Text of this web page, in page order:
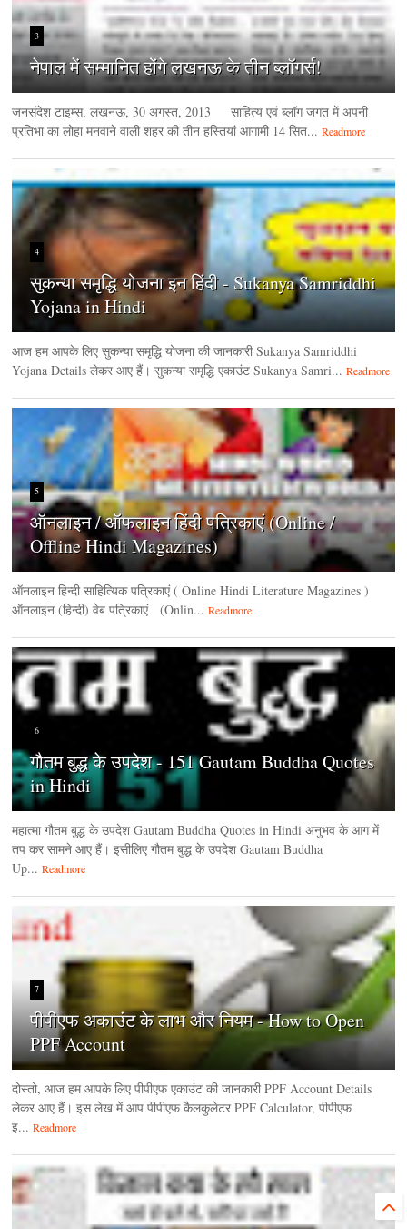
3
नेपाल में सम्मानित होंगे लखनऊ के तीन ब्लॉगर्स!
जनसंदेश टाइम्‍स, लखनऊ, 30 अगस्‍त, 2013 साहित्य एवं ब्लॉग जगत में अपनी
प्रतिभा का लोहा मनवाने वाली शहर की तीन हस्तियां आगामी 14 सित... Readmore
4
सुकन्या समृद्धि योजना इन हिंदी - Sukanya Samriddhi
Yojana in Hindi
आज हम आपके लिए सुकन्या समृद्धि योजना की जानकारी Sukanya Samriddhi
Yojana Details लेकर आए हैं। सुकन्या समृद्धि एकाउंट Sukanya Samri... Readmore
5
ऑनलाइन / ऑफलाइन हिंदी पत्रिकाएं (Online /
Offline Hindi Magazines)
ऑनलाइन हिन्‍दी साहित्यिक पत्रिकाएं ( Online Hindi Literature Magazines )
ऑनलाइन (हिन्‍दी) वेब पत्रिकाएं (Onlin... Readmore
6
गौतम बुद्ध के उपदेश - 151 Gautam Buddha Quotes
in Hindi
महात्मा गौतम बुद्ध के उपदेश Gautam Buddha Quotes in Hindi अनुभव के आग में
तप कर सामने आए हैं। इसीलिए गौतम बुद्ध के उपदेश Gautam Buddha
Up... Readmore
7
पीपीएफ अकाउंट के लाभ और नियम - How to Open
PPF Account
दोस्तो, आज हम आपके लिए पीपीएफ एकाउंट की जानकारी PPF Account Details
लेकर आए हैं। इस लेख में आप पीपीएफ कैलकुलेटर PPF Calculator, पीपीएफ
इ... Readmore